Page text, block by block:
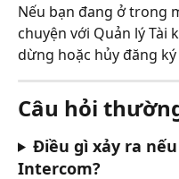
Nếu bạn đang ở trong
chuyện với Quản lý Tài
dừng hoặc hủy đăng ký
Câu hỏi
Điều gì xảy ra
Intercom?